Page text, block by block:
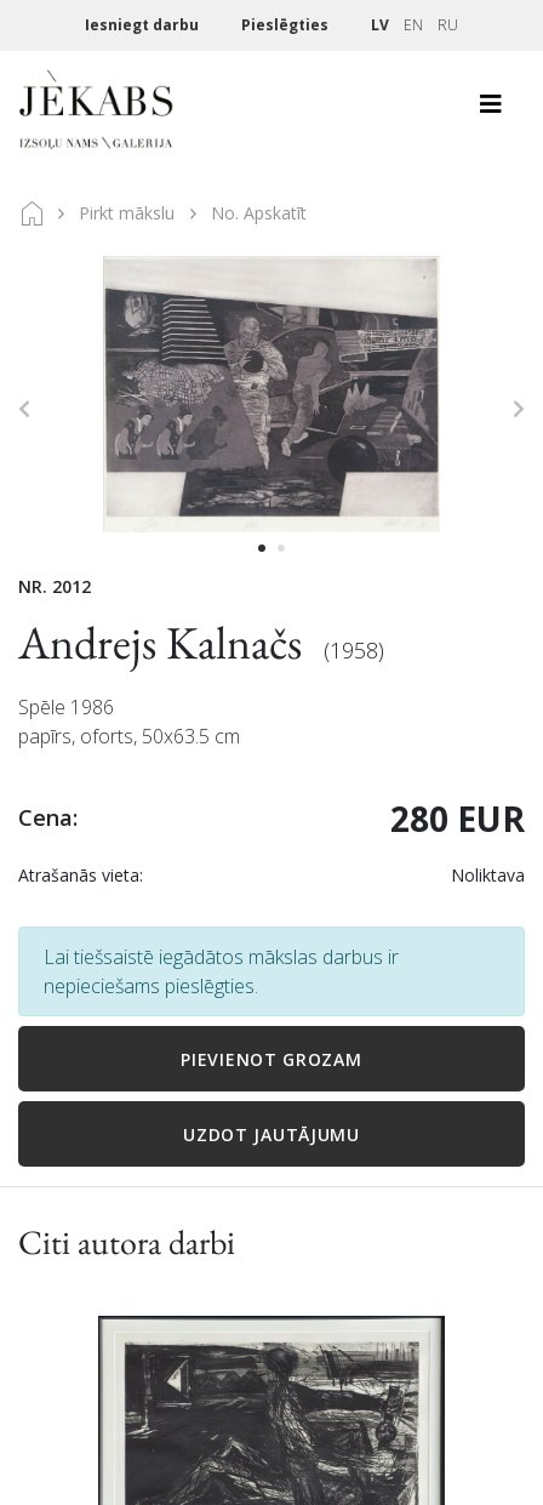
Iesniegt darbu Pieslēgties LV EN RU
Pirkt mākslu No. Apskatīt
NR. 2012
Andrejs Kalnačs (1958)
Spēle 1986
papīrs, oforts, 50x63.5 cm
Cena: 280 EUR
Atrašanās vieta: Noliktava
Lai tiešsaistē iegādātos mākslas darbus ir
nepieciešams pieslēgties.
PIEVIENOT GROZAM
UZDOT JAUTĀJUMU
Citi autora darbi